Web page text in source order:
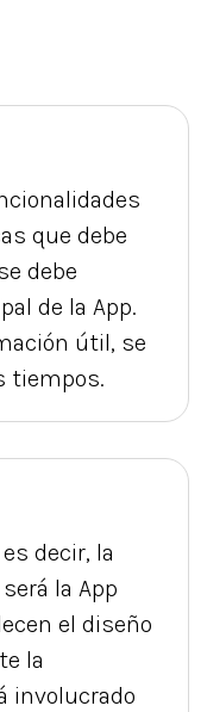
que debe
debe
de la App.
útil, se
tiempos.
decir, la
la App
el diseño
la
involucrado